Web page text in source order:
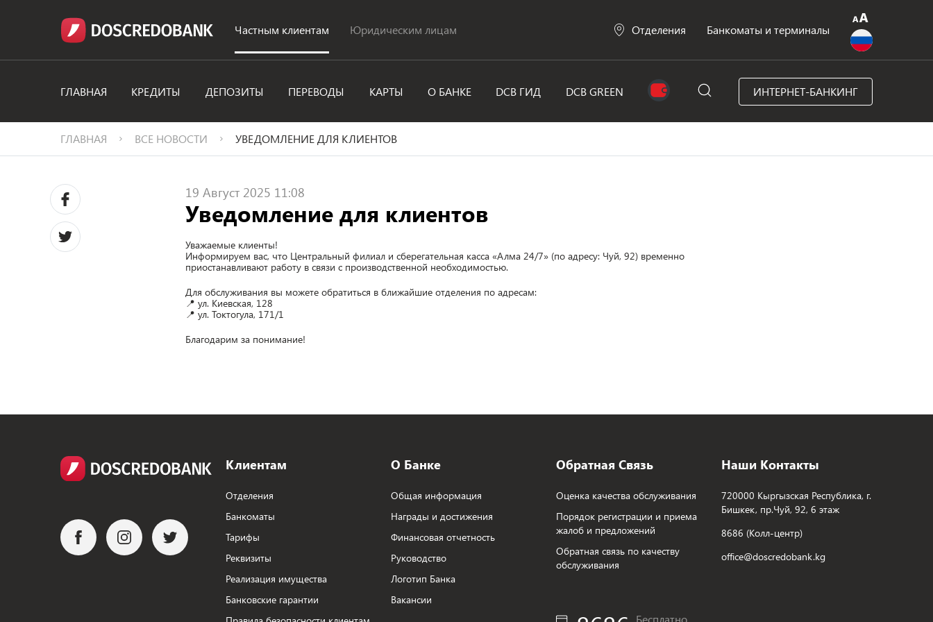
Частным клиентам Юридическим лицам Отделения Банкоматы и терминалы
ГЛАВНАЯ КРЕДИТЫ ДЕПОЗИТЫ ПЕРЕВОДЫ КАРТЫ О БАНКЕ DCB ГИД DCB GREEN ИНТЕРНЕТ-БАНКИНГ
ГЛАВНАЯ ВСЕ НОВОСТИ УВЕДОМЛЕНИЕ ДЛЯ КЛИЕНТОВ
19 Август 2025 11:08
Уведомление для клиентов
Уважаемые клиенты!
Информируем вас, что Центральный филиал и сберегательная касса «Алма 24/7» (по адресу: Чуй, 92) временно
приостанавливают работу в связи с производственной необходимостью.
Для обслуживания вы можете обратиться в ближайшие отделения по адресам:
📍 ул. Киевская, 128
📍 ул. Токтогула, 171/1
Благодарим за понимание!
Клиентам
Отделения
Банкоматы
Тарифы
Реквизиты
Реализация имущества
Банковские гарантии
О Банке
Общая информация
Награды и достижения
Финансовая отчетность
Руководство
Логотип Банка
Вакансии
Обратная Связь
Оценка качества обслуживания
Порядок регистрации и приема
жалоб и предложений
Обратная связь по качеству
обслуживания
Бесплатно
Наши Контакты
720000 Кыргызская Республика, г.
Бишкек, пр.Чуй, 92, 6 этаж
8686 (Колл-центр)
office@doscredobank.kg